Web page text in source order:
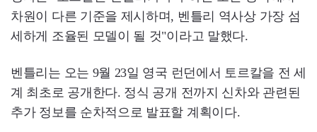
차원이 다른 기준을 제시하며, 벤틀리 역사상 가장 섬
세하게 조율된 모델이 될 것"이라고 말했다.
벤틀리는 오는 9월 23일 영국 런던에서 토르칼을 전 세
계 최초로 공개한다. 정식 공개 전까지 신차와 관련된
추가 정보를 순차적으로 발표할 계획이다.